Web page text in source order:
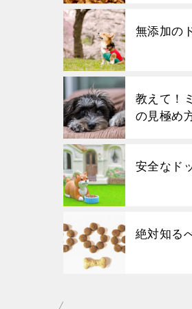
無添加の
教えて！
の見極め
安全なド
絶対知る